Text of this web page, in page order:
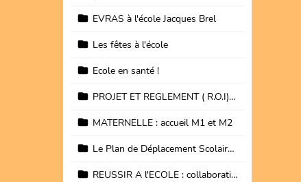
EVRAS à l'école Jacques Brel
Les fêtes à l'école
Ecole en santé !
PROJET ET REGLEMENT ( R.O.I) DE L'ECOLE JACQUES BREL
MATERNELLE : accueil M1 et M2
Le Plan de Déplacement Scolaire ( P.D.S)
REUSSIR A l'ECOLE : collaboration ecole/parents indispensable